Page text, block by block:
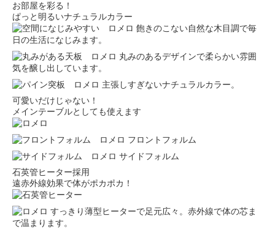
お部屋を彩る！
ぱっと明るいナチュラルカラー
飽きのこない自然な木目調で毎
日の生活になじみます。
丸みのあるデザインで柔らかい雰囲
気を醸し出しています。
主張しすぎないナチュラルカラー。
可愛いだけじゃない！
メインテーブルとしても使えます
フロントフォルム
サイドフォルム
石英管ヒーター採用
遠赤外線効果で体がポカポカ！
すっきり薄型ヒーターで足元広々。赤外線で体の芯ま
で温まります。